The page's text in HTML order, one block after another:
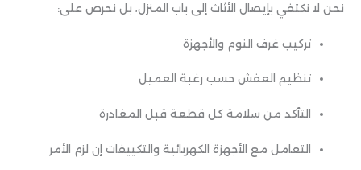
نحن لا نكتفي بإيصال الأثاث إلى باب المنزل، بل نحرص على:
تركيب غرف النوم والأجهزة
تنظيم العفش حسب رغبة العميل
التأكد من سلامة كل قطعة قبل المغادرة
التعامل مع الأجهزة الكهربائية والتكييفات إن لزم الأمر